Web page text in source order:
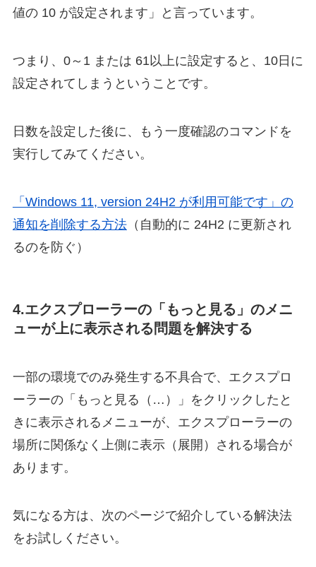
値の 10 が設定されます」と言っています。
つまり、0～1 または 61以上に設定すると、10日に
設定されてしまうということです。
日数を設定した後に、もう一度確認のコマンドを
実行してみてください。
「Windows 11, version 24H2 が利用可能です」の
通知を削除する方法（自動的に 24H2 に更新され
るのを防ぐ）
4.エクスプローラーの「もっと見る」のメニ
ューが上に表示される問題を解決する
一部の環境でのみ発生する不具合で、エクスプロ
ーラーの「もっと見る（…）」をクリックしたと
きに表示されるメニューが、エクスプローラーの
場所に関係なく上側に表示（展開）される場合が
あります。
気になる方は、次のページで紹介している解決法
をお試しください。